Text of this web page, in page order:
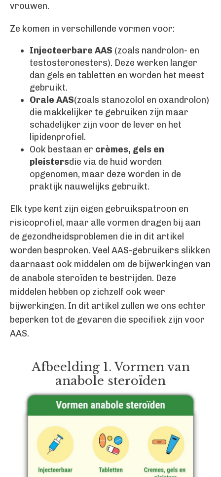
vrouwen.
Ze komen in verschillende vormen voor:
Injecteerbare AAS (zoals nandrolon- en
testosteronesters). Deze werken langer
dan gels en tabletten en worden het meest
gebruikt.
Orale AAS(zoals stanozolol en oxandrolon)
die makkelijker te gebruiken zijn maar
schadelijker zijn voor de lever en het
lipidenprofiel.
Ook bestaan er crèmes, gels en
pleistersdie via de huid worden
opgenomen, maar deze worden in de
praktijk nauwelijks gebruikt.
Elk type kent zijn eigen gebruikspatroon en
risicoprofiel, maar alle vormen dragen bij aan
de gezondheidsproblemen die in dit artikel
worden besproken. Veel AAS-gebruikers slikken
daarnaast ook middelen om de bijwerkingen van
de anabole steroïden te bestrijden. Deze
middelen hebben op zichzelf ook weer
bijwerkingen. In dit artikel zullen we ons echter
beperken tot de gevaren die specifiek zijn voor
AAS.
Afbeelding 1. Vormen van
anabole steroïden